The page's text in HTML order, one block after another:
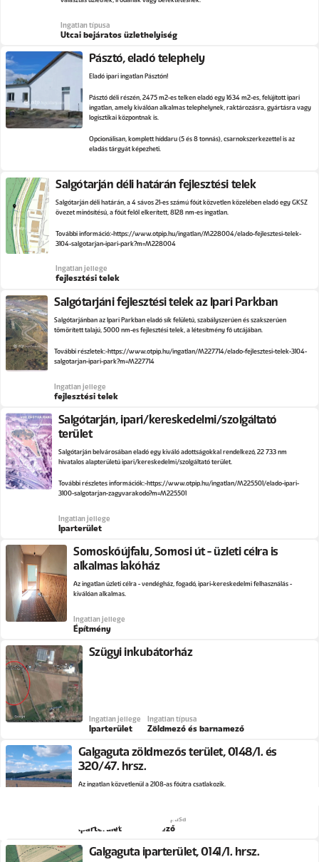
Ingatlan típusa
Utcai bejáratos üzlethelyiség
Pásztó, eladó telephely
Eladó ipari ingatlan Pásztón!
Pásztó déli részén, 2475 m2-es telken eladó egy 1634 m2-es, felújított ipari
ingatlan, amely kiválóan alkalmas telephelynek, raktározásra, gyártásra vagy
logisztikai központnak is.
Opcionálisan, komplett híddaru (5 és 8 tonnás), csarnokszerkezettel is az
eladás tárgyát képezheti.
Salgótarján déli határán fejlesztési telek
Salgótarján déli határán, a 4 sávos 21-es számú főút közvetlen közelében eladó egy GKSZ
övezet minősítésű, a főút felől elkerített, 8128 nm-es ingatlan.
További információ:https://www.otpip.hu/ingatlan/M228004/elado-fejlesztesi-telek-
3104-salgotarjan-ipari-park?m=M228004
Ingatlan jellege
fejlesztési telek
Salgótarjáni fejlesztési telek az Ipari Parkban
Salgótarjánban az Ipari Parkban eladó sík felületű, szabályszerűen és szakszerűen
tömörített talajú, 5000 nm-es fejlesztési telek, a létesítmény fő utcájában.
További részletek:https://www.otpip.hu/ingatlan/M227714/elado-fejlesztesi-telek-3104-
salgotarjan-ipari-park?m=M227714
Ingatlan jellege
fejlesztési telek
Salgótarján, ipari/kereskedelmi/szolgáltató
terület
Salgótarján belvárosában eladó egy kiváló adottságokkal rendelkező, 22 733 nm
hivatalos alapterületű ipari/kereskedelmi/szolgáltató terület.
További részletes információk:https://www.otpip.hu/ingatlan/M225501/elado-ipari-
3100-salgotarjan-zagyvarakodo?m=M225501
Ingatlan jellege
Iparterület
Somoskőújfalu, Somosi út - üzleti célra is
alkalmas lakóház
Az ingatlan üzleti célra - vendégház, fogadó, ipari-kereskedelmi felhasználás -
kiválóan alkalmas.
Ingatlan jellege
Építmény
Szügyi inkubátorház
Ingatlan jellege
Iparterület
Ingatlan típusa
Zöldmező és barnamező
Galgaguta zöldmezős terület, 0148/1. és
320/47. hrsz.
Az ingatlan közvetlenül a 2108-as főútra csatlakozik.
Iparterület
Ingatlan típusa
Zöldmező
Galgaguta iparterület, 0141/1. hrsz.